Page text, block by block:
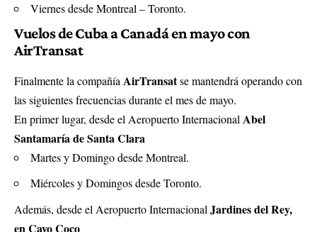
Viernes desde Montreal – Toronto.
Vuelos de Cuba a Canadá en mayo con
AirTransat
Finalmente la compañía AirTransatse mantendrá operando con
las siguientes frecuencias durante el mes de mayo.
En primer lugar, desde el Aeropuerto Internacional Abel
Santamaría de Santa Clara
Martes y Domingo desde Montreal.
Miércoles y Domingos desde Toronto.
Además, desde el Aeropuerto Internacional Jardines del Rey,
en Cayo Coco